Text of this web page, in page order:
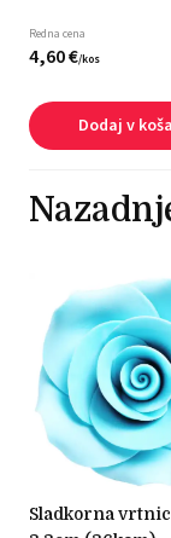
Redna cena
4,60€/kos
Dodaj v
sladkorna vrtnica modra